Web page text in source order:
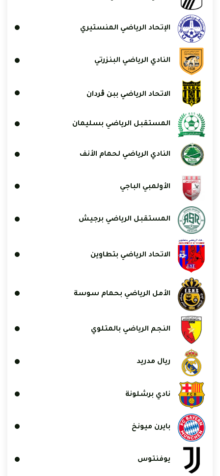
الإتحاد الرياضي المنستيري
النادي الرياضي البنزرتي
الاتحاد الرياضي ببن ڨردان
المستقبل الرياضي بسليمان
النادي الرياضي لحمام الأنف
الأولمبي الباجي
المستقبل الرياضي برجيش
الاتحاد الرياضي بتطاوين
الأمل الرياضي بحمام سوسة
النجم الرياضي بالمتلوي
ريال مدريد
نادي برشلونة
بايرن ميونخ
يوفنتوس